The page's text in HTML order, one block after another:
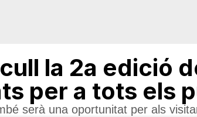
la 2a edició
per a tots els
serà una oportunitat per als